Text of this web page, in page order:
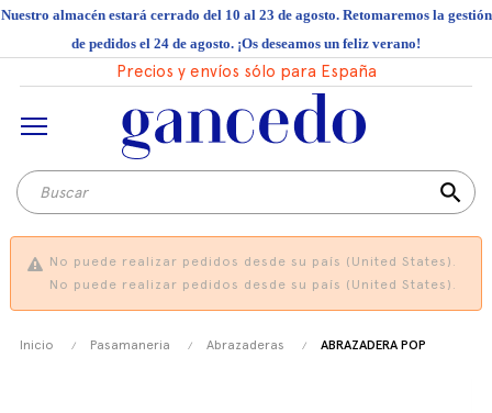
Nuestro almacén estará cerrado del 10 al 23 de agosto. Retomaremos la gestión
de pedidos el 24 de agosto. ¡Os deseamos un feliz verano!
Precios y envíos sólo para España
search
No puede realizar pedidos desde su país (United States).
No puede realizar pedidos desde su país (United States).
Inicio Pasamaneria Abrazaderas ABRAZADERA POP